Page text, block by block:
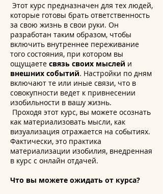
Этот курс предназначен для тех людей,
которые готовы брать ответственность
за свою жизнь в свои руки. Он
разработан таким образом, чтобы
включить внутреннее переживание
того состояния, при котором вы
ощущаете связь своих мыслей и
внешних событий. Настройки по дням
включают те или иные связи, что в
совокупности ведет к привнесении
изобильности в вашу жизнь.
Проходя этот курс, вы можете осознать
как материализовать мысли, как
визуализация отражается на событиях.
Фактически, это практика
материализации изобилия, внедренная
в курс с онлайн отдачей.
Что вы можете ожидать от курса?